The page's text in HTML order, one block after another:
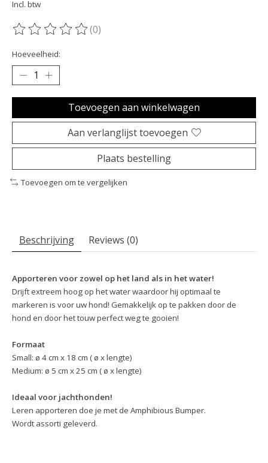
Incl. btw
De beoordeling van dit product is
(0)
Hoeveelheid:
Toevoegen aan winkelwagen
Aan verlanglijst toevoegen
Plaats bestelling
Toevoegen om te vergelijken
Beschrijving Reviews (0)
Apporteren voor zowel op het land als in het water!
Drijft extreem hoog op het water waardoor hij optimaal te
markeren is voor uw hond! Gemakkelijk op te pakken door de
hond en door het touw perfect weg te gooien!
Formaat
Small: ø 4 cm x 18 cm ( ø x lengte)
Medium: ø 5 cm x 25 cm ( ø x lengte)
Ideaal voor jachthonden!
Leren apporteren doe je met de Amphibious Bumper.
Wordt assorti geleverd.